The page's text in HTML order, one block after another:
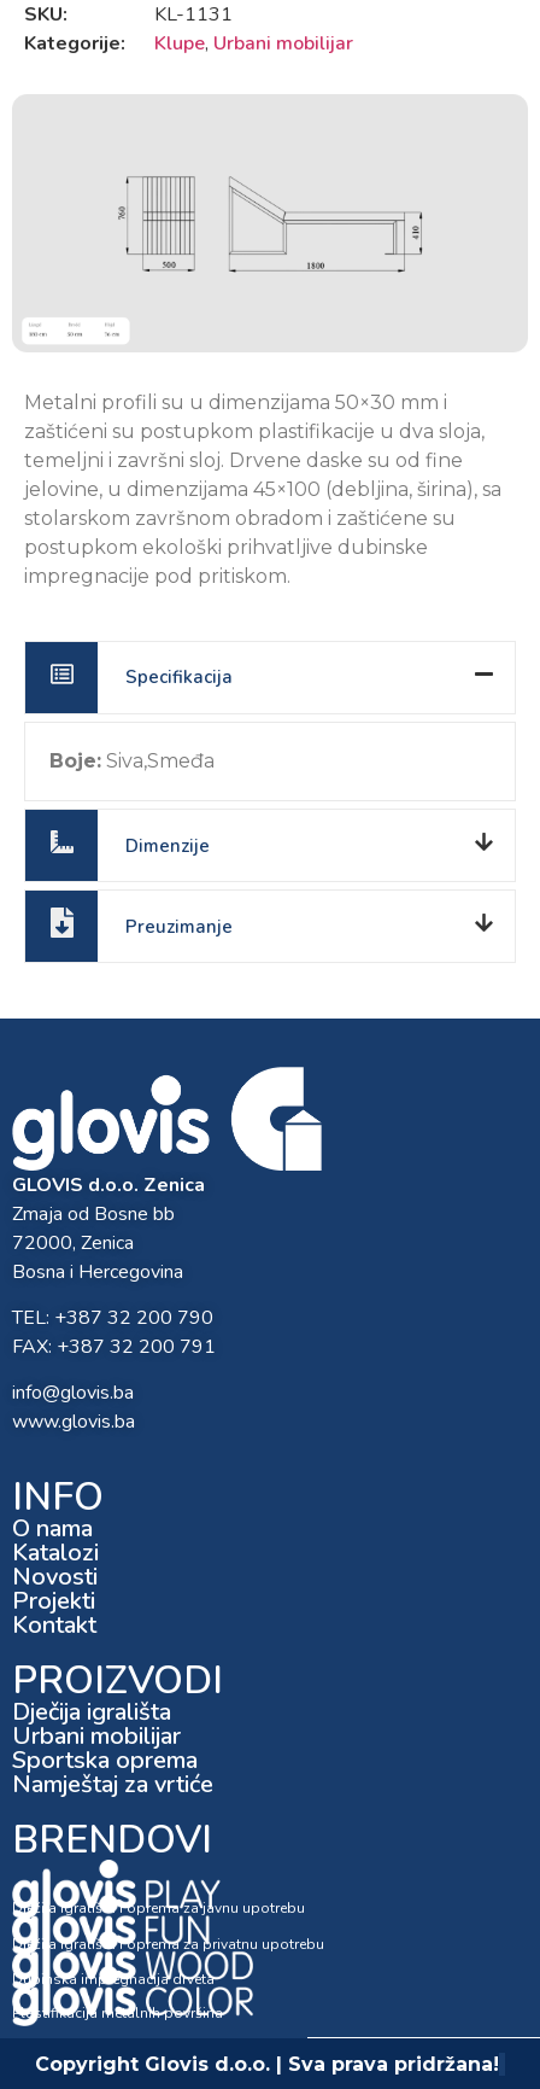
SKU:
KL-1131
Kategorije:
Klupe, Urbani mobilijar
Metalni profili su u dimenzijama 50×30 mm i
zaštićeni su postupkom plastifikacije u dva sloja,
temeljni i završni sloj. Drvene daske su od fine
jelovine, u dimenzijama 45×100 (debljina, širina), sa
stolarskom završnom obradom i zaštićene su
postupkom ekološki prihvatljive dubinske
impregnacije pod pritiskom.
Specifikacija
Boje: Siva,Smeđa
Dimenzije
Preuzimanje
GLOVIS d.o.o. Zenica
Zmaja od Bosne bb
72000, Zenica
Bosna i Hercegovina
TEL: +387 32 200 790
FAX: +387 32 200 791
info@glovis.ba
www.glovis.ba
INFO
O nama
Katalozi
Novosti
Projekti
Kontakt
PROIZVODI
Dječija igrališta
Urbani mobilijar
Sportska oprema
Namještaj za vrtiće
BRENDOVI
Dječija igrališta i oprema za javnu upotrebu
Dječija igrališta i oprema za privatnu upotrebu
Dubinska impregnacija drveta
Plastifikacija metalnih površina
Copyright Glovis d.o.o. | Sva prava pridržana!